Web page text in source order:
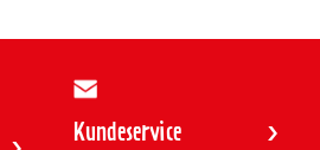
Kundeservice